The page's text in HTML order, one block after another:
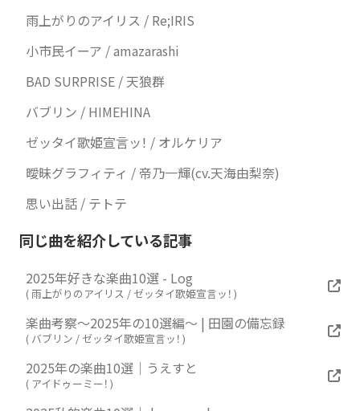
雨上がりのアイリス / Re;IRIS
小市民イーア / amazarashi
BAD SURPRISE / 天狼群
バブリン / HIMEHINA
ゼッタイ歌姫宣言ッ！ / オルケリア
曖昧グラフィティ / 帝乃一輝(cv.天海由梨奈)
思い出話 / テトテ
同じ曲を紹介している記事
2025年好きな楽曲10選 - Log
(雨上がりのアイリス / ゼッタイ歌姫宣言ッ！ )
楽曲考察～2025年の10選編～ | 田園の備忘録
( バブリン / ゼッタイ歌姫宣言ッ！ )
2025年の楽曲10選｜うえすと
( アイドゥーミー！ )